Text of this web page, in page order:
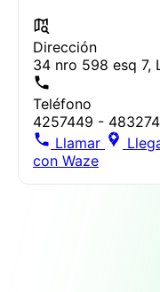
Dirección
34 nro 598 esq 7,
Teléfono
4257449 -
Llamar
con Waze